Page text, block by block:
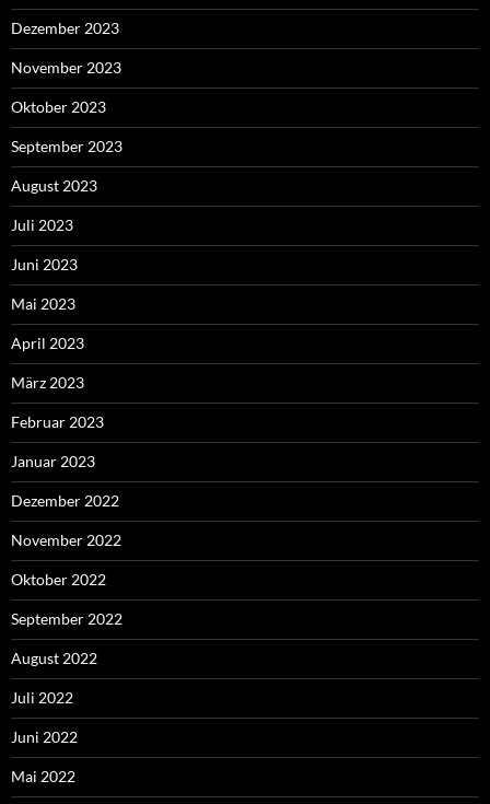
Dezember 2023
November 2023
Oktober 2023
September 2023
August 2023
Juli 2023
Juni 2023
Mai 2023
April 2023
März 2023
Februar 2023
Januar 2023
Dezember 2022
November 2022
Oktober 2022
September 2022
August 2022
Juli 2022
Juni 2022
Mai 2022